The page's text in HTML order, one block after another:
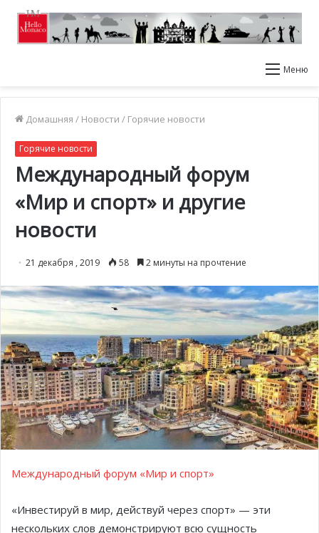
Меню
Домашняя / Новости / Горячие новости
Горячие новости
Международный форум
«Мир и спорт» и другие
новости
21 декабря , 2019 58 2 минуты на прочтение
Международный форум «Мир и спорт»
«Инвестируй в мир, действуй через спорт» — эти
нескольких слов демонстрируют всю сущность